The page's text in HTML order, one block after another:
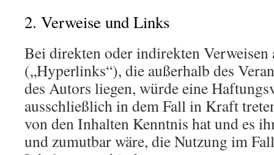
2. Verweise und Links
Bei direkten oder indirekten Verweisen
(„Hyperlinks“), die außerhalb des
des Autors liegen, würde eine
ausschließlich in dem Fall in Kraft
von den Inhalten Kenntnis hat und es
und zumutbar wäre, die Nutzung im